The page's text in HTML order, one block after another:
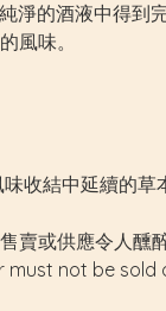
的酒液中得到
風味。
收結中延續的草
賣或供應令人醺
not be